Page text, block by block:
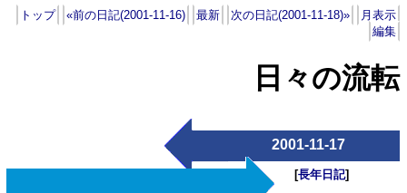
トップ «前の日記(2001-11-16) 最新 次の日記(2001-11-18)»
月表示
編集
日々の流転
2001-11-17
[長年日記]